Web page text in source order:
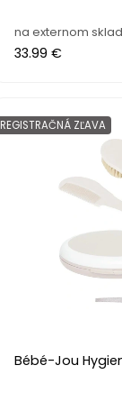
na externom
33.99 €
Bébé-Jou
REGISTRAČNÁ ZĽAVA